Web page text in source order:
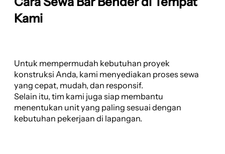
Kami
Untuk mempermudah kebutuhan proyek
konstruksi Anda, kami menyediakan proses sewa
yang cepat, mudah, dan responsif.
Selain itu, tim kami juga siap membantu
menentukan unit yang paling sesuai dengan
kebutuhan pekerjaan di lapangan.